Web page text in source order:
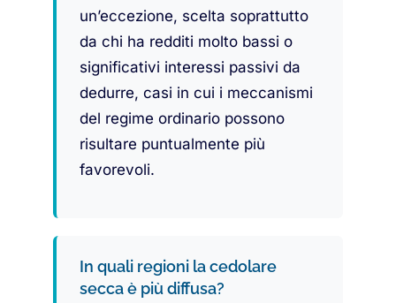
un’eccezione, scelta soprattutto
da chi ha redditi molto bassi o
significativi interessi passivi da
dedurre, casi in cui i meccanismi
del regime ordinario possono
risultare puntualmente più
favorevoli.
In quali regioni la cedolare
secca è più diffusa?